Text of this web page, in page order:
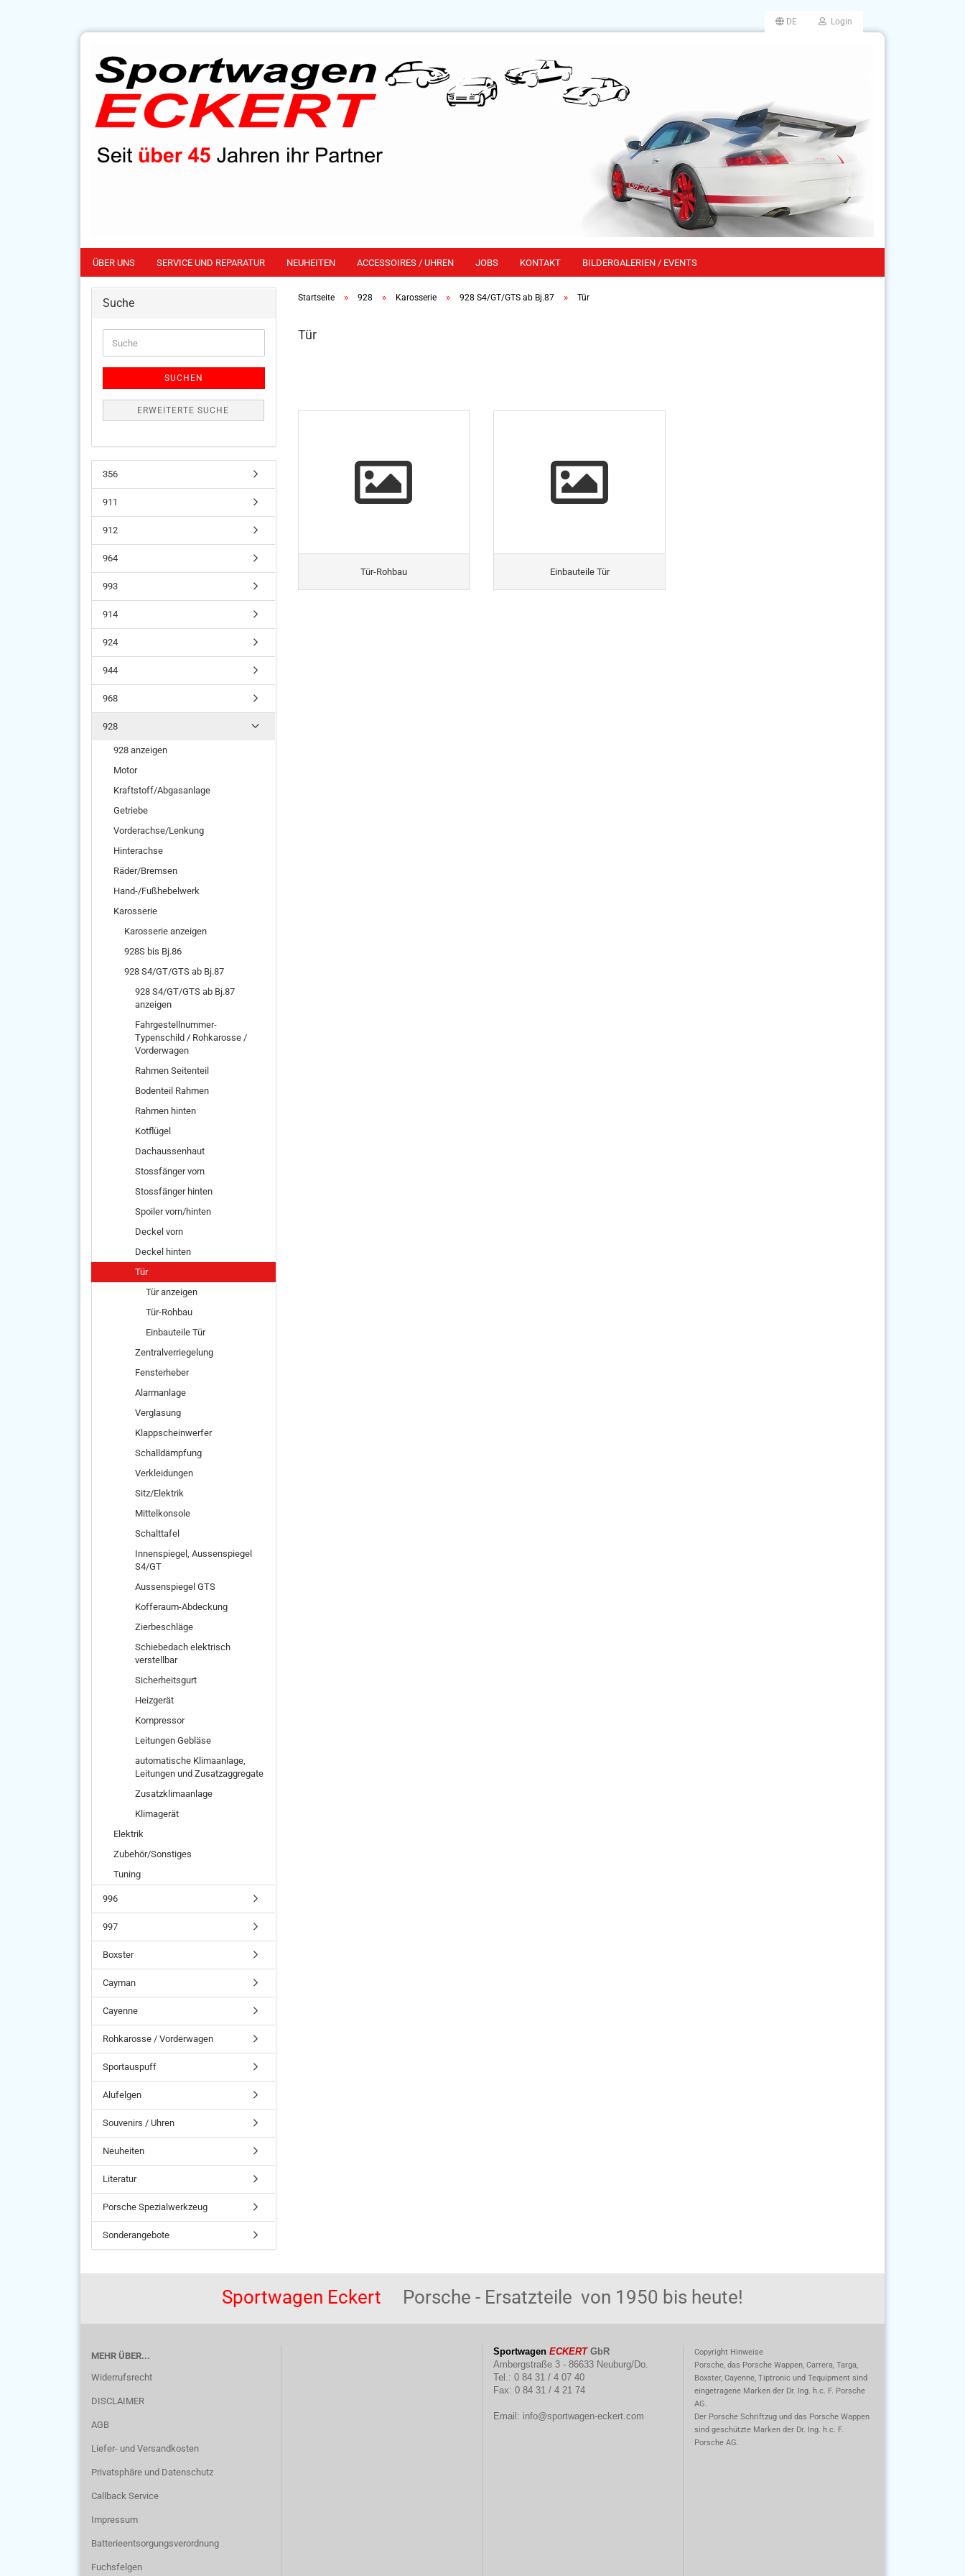
DE Login
ÜBER UNS SERVICE UND REPARATUR NEUHEITEN ACCESSOIRES / UHREN JOBS KONTAKT BILDERGALERIEN / EVENTS
Startseite » 928 » Karosserie » 928 S4/GT/GTS ab Bj.87 » Tür
Tür
Tür-Rohbau Einbauteile Tür
Suche
SUCHEN
ERWEITERTE SUCHE
356
911
912
964
993
914
924
944
968
928
928 anzeigen
Motor
Kraftstoff/Abgasanlage
Getriebe
Vorderachse/Lenkung
Hinterachse
Räder/Bremsen
Hand-/Fußhebelwerk
Karosserie
Karosserie anzeigen
928S bis Bj.86
928 S4/GT/GTS ab Bj.87
928 S4/GT/GTS ab Bj.87
anzeigen
Fahrgestellnummer-
Typenschild / Rohkarosse /
Vorderwagen
Rahmen Seitenteil
Bodenteil Rahmen
Rahmen hinten
Kotflügel
Dachaussenhaut
Stossfänger vorn
Stossfänger hinten
Spoiler vorn/hinten
Deckel vorn
Deckel hinten
Tür
Tür anzeigen
Tür-Rohbau
Einbauteile Tür
Zentralverriegelung
Fensterheber
Alarmanlage
Verglasung
Klappscheinwerfer
Schalldämpfung
Verkleidungen
Sitz/Elektrik
Mittelkonsole
Schalttafel
Innenspiegel, Aussenspiegel
S4/GT
Aussenspiegel GTS
Kofferaum-Abdeckung
Zierbeschläge
Schiebedach elektrisch
verstellbar
Sicherheitsgurt
Heizgerät
Kompressor
Leitungen Gebläse
automatische Klimaanlage,
Leitungen und Zusatzaggregate
Zusatzklimaanlage
Klimagerät
Elektrik
Zubehör/Sonstiges
Tuning
996
997
Boxster
Cayman
Cayenne
Rohkarosse / Vorderwagen
Sportauspuff
Alufelgen
Souvenirs / Uhren
Neuheiten
Literatur
Porsche Spezialwerkzeug
Sonderangebote
Sportwagen Eckert Porsche - Ersatzteile von 1950 bis heute!
MEHR ÜBER...
Widerrufsrecht
DISCLAIMER
AGB
Liefer- und Versandkosten
Privatsphäre und Datenschutz
Callback Service
Impressum
Batterieentsorgungsverordnung
Fuchsfelgen
Sportwagen ECKERTGbR
Ambergstraße 3 - 86633 Neuburg/Do.
Tel.: 0 84 31 / 4 07 40
Fax: 0 84 31 / 4 21 74
Email: info@sportwagen-eckert.com
Copyright Hinweise
Porsche, das Porsche Wappen, Carrera, Targa,
Boxster, Cayenne, Tiptronic und Tequipment sind
eingetragene Marken der Dr. Ing. h.c. F. Porsche
AG.
Der Porsche Schriftzug und das Porsche Wappen
sind geschützte Marken der Dr. Ing. h.c. F.
Porsche AG.